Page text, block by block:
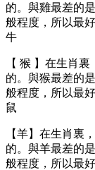
的。與雞最差的
般程度，所以最
⽜
【 猴 】在⽣肖
的。與猴最差的
般程度，所以最
⿏
【⽺】在⽣肖裏
的。與⽺最差的
般程度，所以最